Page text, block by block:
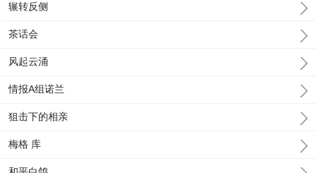
辗转反侧
茶话会
风起云涌
情报A组诺兰
狙击下的相亲
梅格 库